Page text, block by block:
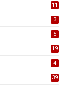
11
3
5
19
4
39